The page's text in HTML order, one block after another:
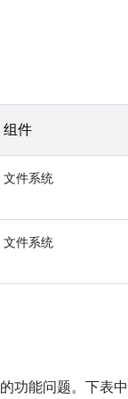
组件
文件系统
文件系统
功能问题。下表